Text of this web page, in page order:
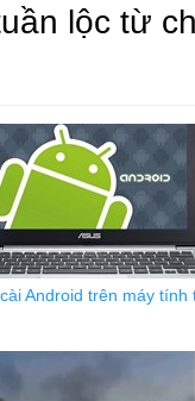
lộc từ
Android trên máy tính